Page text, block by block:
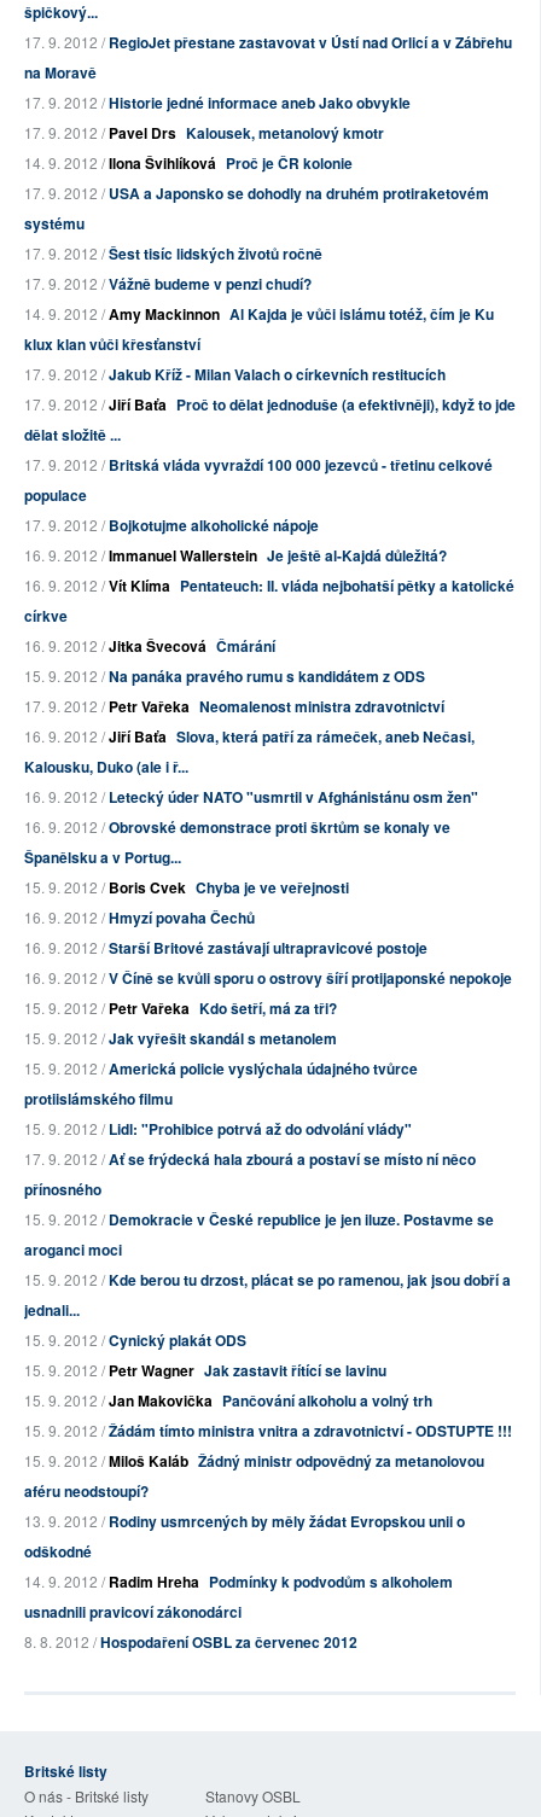
špičkový...
17. 9. 2012 /RegioJet přestane zastavovat v Ústí nad Orlicí a v Zábřehu
na Moravě
17. 9. 2012 /Historie jedné informace aneb Jako obvykle
17. 9. 2012 /Pavel Drs Kalousek, metanolový kmotr
14. 9. 2012 /Ilona Švihlíková Proč je ČR kolonie
17. 9. 2012 /USA a Japonsko se dohodly na druhém protiraketovém
systému
17. 9. 2012 /Šest tisíc lidských životů ročně
17. 9. 2012 /Vážně budeme v penzi chudí?
14. 9. 2012 /Amy Mackinnon Al Kajda je vůči islámu totéž, čím je Ku
klux klan vůči křesťanství
17. 9. 2012 /Jakub Kříž - Milan Valach o církevních restitucích
17. 9. 2012 /Jiří Baťa Proč to dělat jednoduše (a efektivněji), když to jde
dělat složitě ...
17. 9. 2012 /Britská vláda vyvraždí 100 000 jezevců - třetinu celkové
populace
17. 9. 2012 /Bojkotujme alkoholické nápoje
16. 9. 2012 /Immanuel Wallerstein Je ještě al-Kajdá důležitá?
16. 9. 2012 /Vít Klíma Pentateuch: II. vláda nejbohatší pětky a katolické
církve
16. 9. 2012 /Jitka Švecová Čmárání
15. 9. 2012 /Na panáka pravého rumu s kandidátem z ODS
17. 9. 2012 /Petr Vařeka Neomalenost ministra zdravotnictví
16. 9. 2012 /Jiří Baťa Slova, která patří za rámeček, aneb Nečasi,
Kalousku, Duko (ale i ř...
16. 9. 2012 /Letecký úder NATO "usmrtil v Afghánistánu osm žen"
16. 9. 2012 /Obrovské demonstrace proti škrtům se konaly ve
Španělsku a v Portug...
15. 9. 2012 /Boris Cvek Chyba je ve veřejnosti
16. 9. 2012 /Hmyzí povaha Čechů
16. 9. 2012 /Starší Britové zastávají ultrapravicové postoje
16. 9. 2012 /V Číně se kvůli sporu o ostrovy šíří protijaponské nepokoje
15. 9. 2012 /Petr Vařeka Kdo šetří, má za tři?
15. 9. 2012 /Jak vyřešit skandál s metanolem
15. 9. 2012 /Americká policie vyslýchala údajného tvůrce
protiislámského filmu
15. 9. 2012 /Lidl: "Prohibice potrvá až do odvolání vlády"
17. 9. 2012 /Ať se frýdecká hala zbourá a postaví se místo ní něco
přínosného
15. 9. 2012 /Demokracie v České republice je jen iluze. Postavme se
aroganci moci
15. 9. 2012 /Kde berou tu drzost, plácat se po ramenou, jak jsou dobří a
jednali...
15. 9. 2012 /Cynický plakát ODS
15. 9. 2012 /Petr Wagner Jak zastavit řítící se lavinu
15. 9. 2012 /Jan Makovička Pančování alkoholu a volný trh
15. 9. 2012 /Žádám tímto ministra vnitra a zdravotnictví - ODSTUPTE !!!
15. 9. 2012 /Miloš Kaláb Žádný ministr odpovědný za metanolovou
aféru neodstoupí?
13. 9. 2012 /Rodiny usmrcených by měly žádat Evropskou unii o
odškodné
14. 9. 2012 /Radim Hreha Podmínky k podvodům s alkoholem
usnadnili pravicoví zákonodárci
8. 8. 2012 /Hospodaření OSBL za červenec 2012
Britské listy
O nás - Britské listy
Stanovy OSBL